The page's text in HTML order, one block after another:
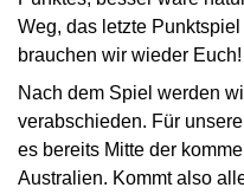
Weg, das letzte
brauchen wir wieder Euch!
Nach dem Spiel werden
verabschieden. Für
es bereits Mitte der
Australien. Kommt also